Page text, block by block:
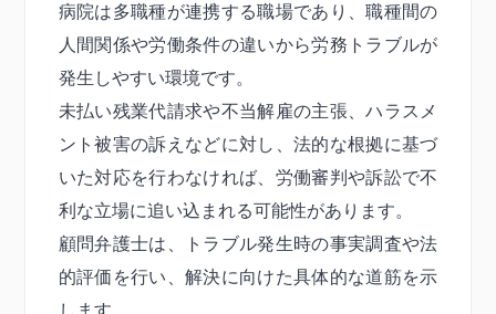
病院は多職種が連携する職場であり、職種間の
人間関係や労働条件の違いから労務トラブルが
発生しやすい環境です。
未払い残業代請求や不当解雇の主張、ハラスメ
ント被害の訴えなどに対し、法的な根拠に基づ
いた対応を行わなければ、労働審判や訴訟で不
利な立場に追い込まれる可能性があります。
顧問弁護士は、トラブル発生時の事実調査や法
的評価を行い、解決に向けた具体的な道筋を示
します。